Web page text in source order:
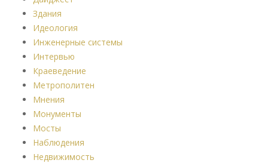
Здания
Идеология
Инженерные системы
Интервью
Краеведение
Метрополитен
Мнения
Монументы
Мосты
Наблюдения
Недвижимость